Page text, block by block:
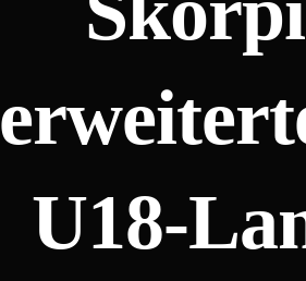
U18-